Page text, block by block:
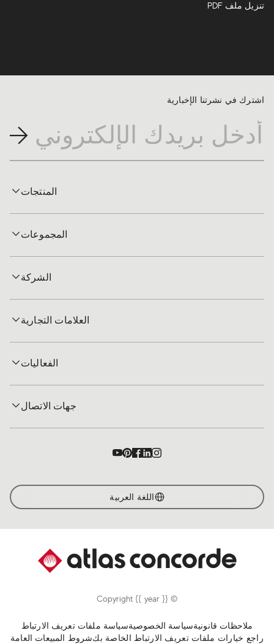
تنزيل ملف PDF
اشترك في نشرتنا الإخبارية
المنتجات
المجموعات
الشركة
العلامات التجارية
الفعاليات
جهات الاتصال
اللغة العربية
© Copyright {{ year }}
ملاحظات قانونيةسياسة الخصوصيةسياسة ملفات تعريف الارتباط
راجع خيارات ملفات تعريف الارتباط الخاصة بكشروط المبيعات العامة